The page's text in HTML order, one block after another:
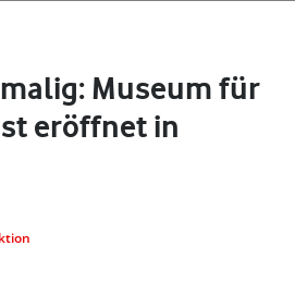
Museum für
eröffnet in